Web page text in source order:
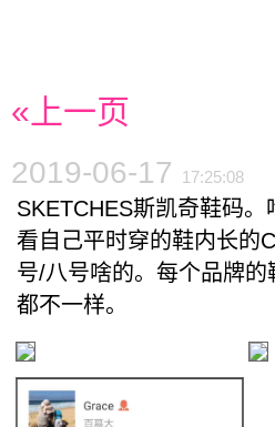
«上一页
2019-06-17 17:25:08
SKETCHES斯凯奇鞋码
看自己平时穿的鞋内长的
号/八号啥的。每个品牌
都不一样。